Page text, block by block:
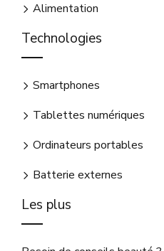
Alimentation
Technologies
Smartphones
Tablettes numériques
Ordinateurs portables
Batterie externes
Les plus